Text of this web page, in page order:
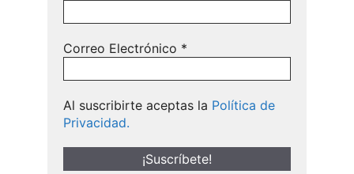
Correo Electrónico *
Al suscribirte aceptas la Política de
Privacidad.